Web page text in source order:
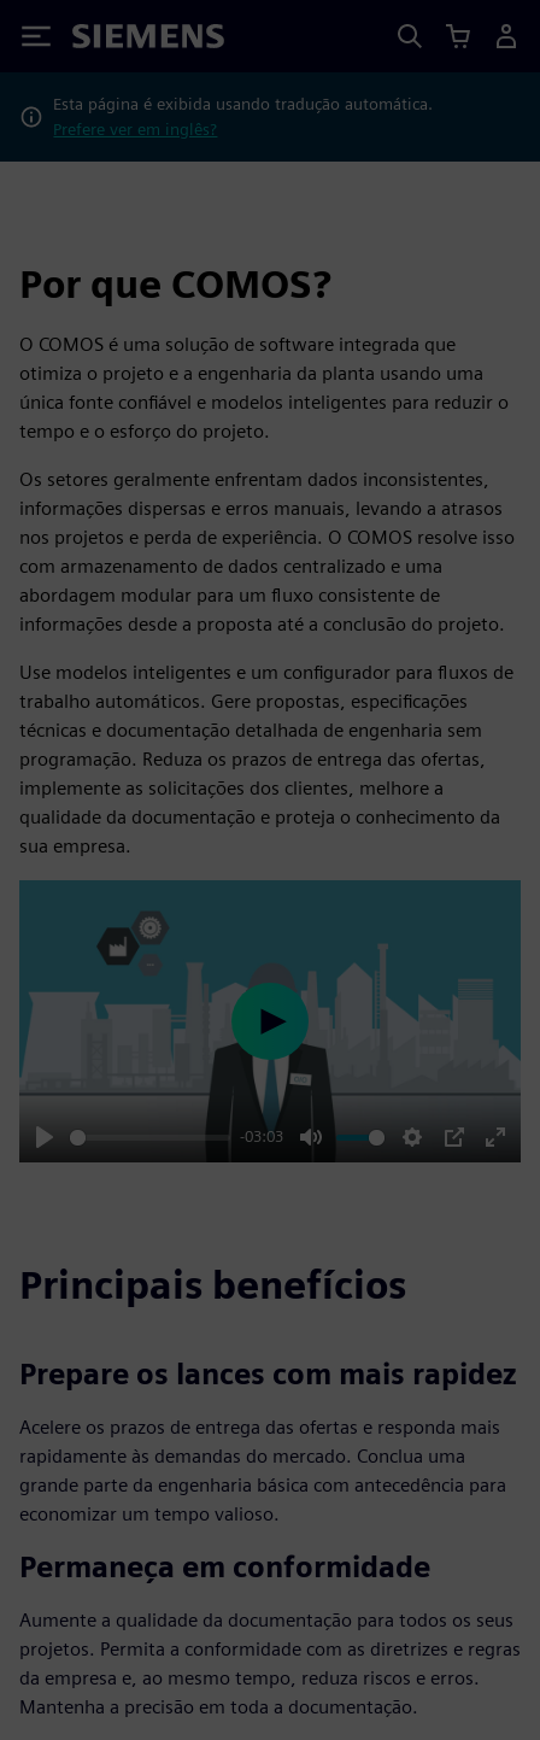
Siemens
Esta página é exibida usando tradução automática.
Prefere ver em inglês?
Por que COMOS?
O COMOS é uma solução de software integrada que
otimiza o projeto e a engenharia da planta usando uma
única fonte confiável e modelos inteligentes para reduzir o
tempo e o esforço do projeto.
Os setores geralmente enfrentam dados inconsistentes,
informações dispersas e erros manuais, levando a atrasos
nos projetos e perda de experiência. O COMOS resolve isso
com armazenamento de dados centralizado e uma
abordagem modular para um fluxo consistente de
informações desde a proposta até a conclusão do projeto.
Use modelos inteligentes e um configurador para fluxos de
trabalho automáticos. Gere propostas, especificações
técnicas e documentação detalhada de engenharia sem
programação. Reduza os prazos de entrega das ofertas,
implemente as solicitações dos clientes, melhore a
qualidade da documentação e proteja o conhecimento da
sua empresa.
Play
-03:03
Mute Settings
PIP
Enter
Play
Principais benefícios
Prepare os lances com mais rapidez
Acelere os prazos de entrega das ofertas e responda mais
rapidamente às demandas do mercado. Conclua uma
grande parte da engenharia básica com antecedência para
economizar um tempo valioso.
Permaneça em conformidade
Aumente a qualidade da documentação para todos os seus
projetos. Permita a conformidade com as diretrizes e regras
da empresa e, ao mesmo tempo, reduza riscos e erros.
Mantenha a precisão em toda a documentação.